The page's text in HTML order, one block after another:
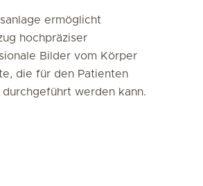
ermöglicht
hochpräziser
Bilder vom Körper
die für den Patienten
werden kann.